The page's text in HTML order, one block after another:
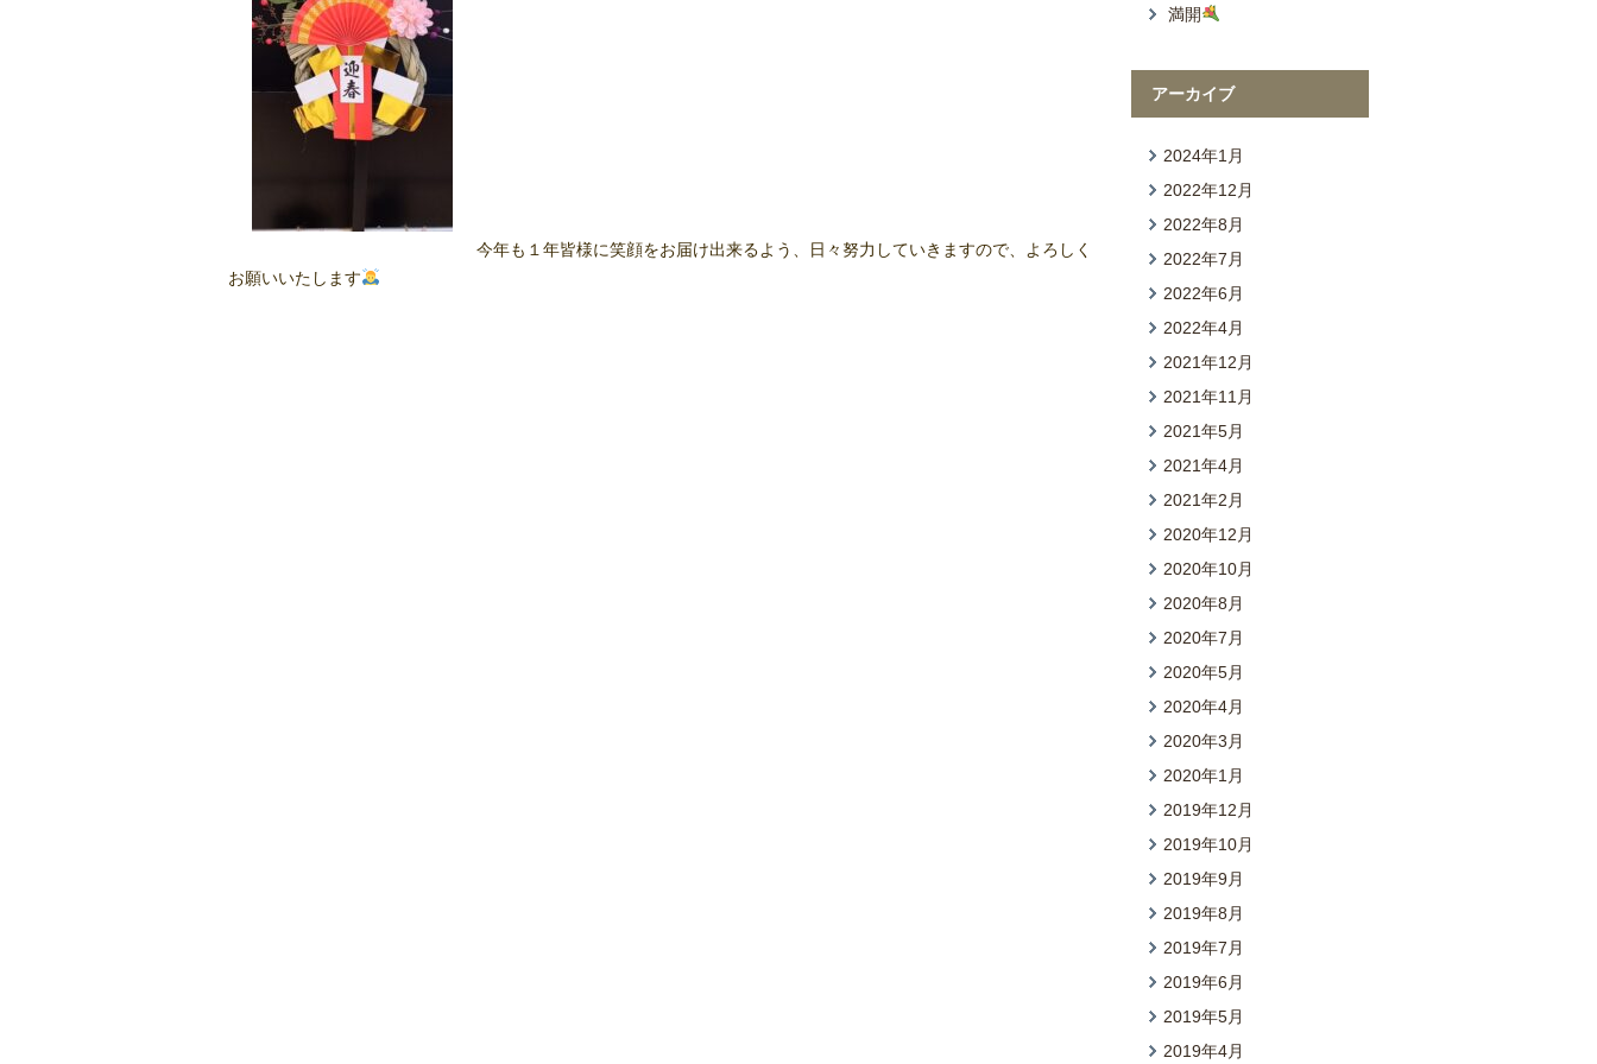
今年も１年皆様に笑顔をお届け出来るよう、日々努力していきますので、よろしく
お願いいたします
満開
アーカイブ
2024年1月
2022年12月
2022年8月
2022年7月
2022年6月
2022年4月
2021年12月
2021年11月
2021年5月
2021年4月
2021年2月
2020年12月
2020年10月
2020年8月
2020年7月
2020年5月
2020年4月
2020年3月
2020年1月
2019年12月
2019年10月
2019年9月
2019年8月
2019年7月
2019年6月
2019年5月
2019年4月